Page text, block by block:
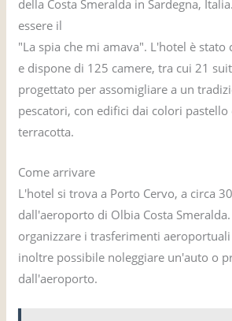
della Costa Smeralda in Sardegna,
essere il
"La spia che mi amava". L'hotel è
e dispone di 125 camere, tra cui 21
progettato per assomigliare a un
pescatori, con edifici dai colori pastello
terracotta.
Come arrivare
L'hotel si trova a Porto Cervo, a circa
dall'aeroporto di Olbia Costa
organizzare i trasferimenti
inoltre possibile noleggiare un'auto o
dall'aeroporto.